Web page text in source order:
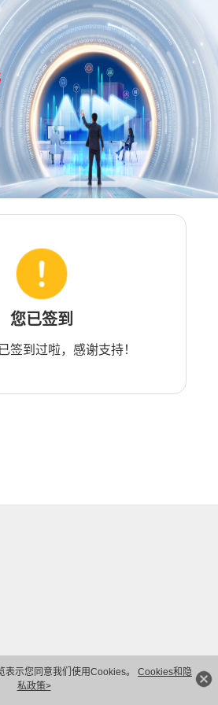
示您同意我们使用Cookies。 Cookies和隐
私政策>
您已签到
签到过啦，感谢支持！